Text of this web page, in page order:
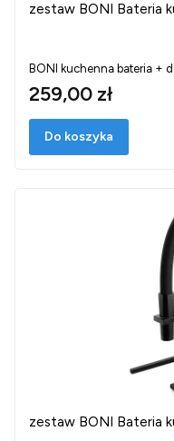
zestaw BONI Bateria
BONI kuchenna bateria +
259,00 zł
Do koszyka
zestaw BONI Bateria